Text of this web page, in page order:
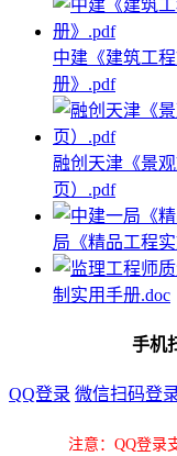
中建《建筑工
册》.pdf
融创天津《景
页）.pdf
局《精品工程
制实用手册.doc
手机
QQ登录 微信扫码登
注意：QQ登录